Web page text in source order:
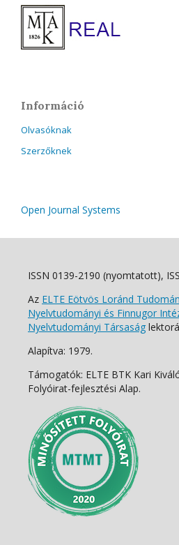
Információ
Olvasóknak
Szerzőknek
Open Journal Systems
ISSN 0139-2190 (nyomtatott),
Az ELTE Eötvös Loránd
Nyelvtudományi és Finnugor
Nyelvtudományi Társaság
Alapítva: 1979.
Támogatók: ELTE BTK Kari
Folyóirat-fejlesztési Alap.